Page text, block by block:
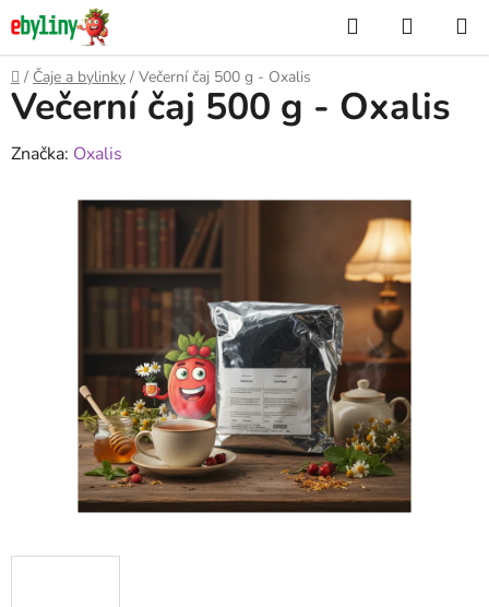
Přejít
na
obsah
Hledat
KOŠÍK
Domů
/ Čaje a bylinky / Večerní čaj 500 g - Oxalis
Večerní čaj 500 g - Oxalis
Značka: Oxalis